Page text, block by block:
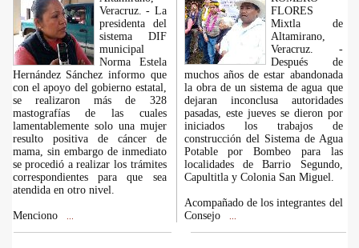
Veracruz. - La
presidenta del
sistema DIF
municipal
Norma Estela
Hernández Sánchez informo que
con el apoyo del gobierno estatal,
se realizaron más de 328
mastografías de las cuales
lamentablemente solo una mujer
resulto positiva de cáncer de
mama, sin embargo de inmediato
se procedió a realizar los trámites
correspondientes para que sea
atendida en otro nivel.
Menciono
FLORES
Mixtla de
Altamirano,
Veracruz. -
Después de
muchos años de estar abandonada
la obra de un sistema de agua que
dejaran inconclusa autoridades
pasadas, este jueves se dieron por
iniciados los trabajos de
construcción del Sistema de Agua
Potable por Bombeo para las
localidades de Barrio Segundo,
Capultitla y Colonia San Miguel.
Acompañado de los integrantes del
Consejo